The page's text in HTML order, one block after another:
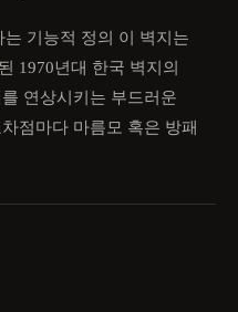
는 기능적 정의 이 벽지는
1970년대 한국 벽지의
연상시키는 부드러운
점마다 마름모 혹은 방패